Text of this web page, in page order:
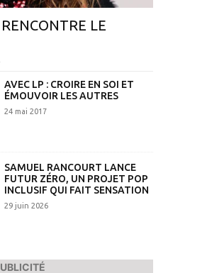
LE
AVEC LP : CROIRE EN SOI ET
ÉMOUVOIR LES AUTRES
24 mai 2017
SAMUEL RANCOURT LANCE
FUTUR ZÉRO, UN PROJET POP
INCLUSIF QUI FAIT SENSATION
29 juin 2026